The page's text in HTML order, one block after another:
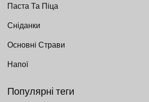
Паста Та Піца
Сніданки
Основні Страви
Напої
Популярні теги